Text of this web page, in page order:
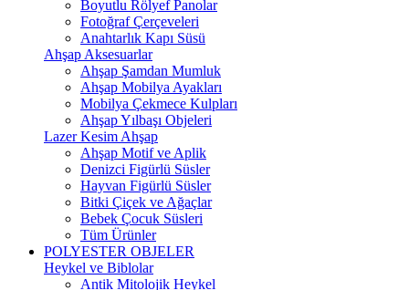
Boyutlu Rölyef Panolar
Fotoğraf Çerçeveleri
Anahtarlık Kapı Süsü
Ahşap Aksesuarlar
Ahşap Şamdan Mumluk
Ahşap Mobilya Ayakları
Mobilya Çekmece Kulpları
Ahşap Yılbaşı Objeleri
Lazer Kesim Ahşap
Ahşap Motif ve Aplik
Denizci Figürlü Süsler
Hayvan Figürlü Süsler
Bitki Çiçek ve Ağaçlar
Bebek Çocuk Süsleri
Tüm Ürünler
POLYESTER OBJELER
Heykel ve Biblolar
Antik Mitolojik Heykel